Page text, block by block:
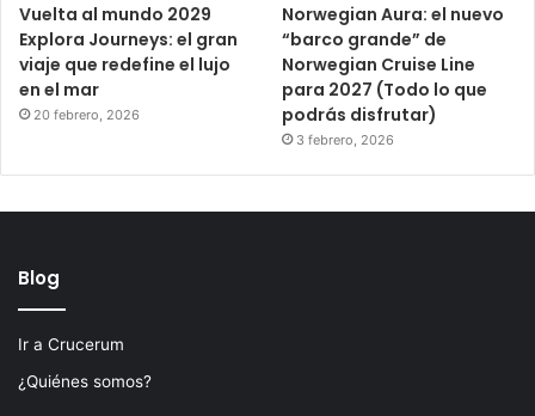
Vuelta al mundo 2029
Explora Journeys: el gran
viaje que redefine el lujo
en el mar
20 febrero, 2026
Norwegian Aura: el nuevo
“barco grande” de
Norwegian Cruise Line
para 2027 (Todo lo que
podrás disfrutar)
3 febrero, 2026
Blog
Ir a Crucerum
¿Quiénes somos?